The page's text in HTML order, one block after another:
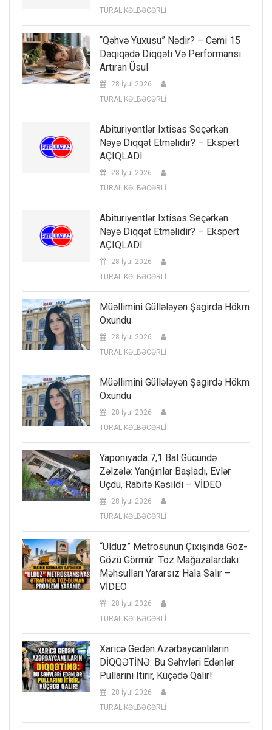
TURAL KƏLBƏCƏRLİ
“Qəhvə Yuxusu” Nədir? – Cəmi 15
Dəqiqədə Diqqəti Və Performansı
Artıran Üsul
28 İyul 2026
TURAL KƏLBƏCƏRLİ
Abituriyentlər Ixtisas Seçərkən
Nəyə Diqqət Etməlidir? – Ekspert
AÇIQLADI
28 İyul 2026
TURAL KƏLBƏCƏRLİ
Abituriyentlər Ixtisas Seçərkən
Nəyə Diqqət Etməlidir? – Ekspert
AÇIQLADI
28 İyul 2026
TURAL KƏLBƏCƏRLİ
Müəllimini Güllələyən Şagirdə Hökm
Oxundu
28 İyul 2026
TURAL KƏLBƏCƏRLİ
Müəllimini Güllələyən Şagirdə Hökm
Oxundu
28 İyul 2026
TURAL KƏLBƏCƏRLİ
Yaponiyada 7,1 Bal Gücündə
Zəlzələ: Yanğınlar Başladı, Evlər
Uçdu, Rabitə Kəsildi – VİDEO
28 İyul 2026
TURAL KƏLBƏCƏRLİ
“Ulduz” Metrosunun Çıxışında Göz-
Gözü Görmür: Toz Mağazalardakı
Məhsulları Yararsız Hala Salır –
VİDEO
28 İyul 2026
TURAL KƏLBƏCƏRLİ
Xaricə Gedən Azərbaycanlıların
DİQQƏTİNƏ: Bu Səhvləri Edənlər
Pullarını Itirir, Küçədə Qalır!
28 İyul 2026
TURAL KƏLBƏCƏRLİ